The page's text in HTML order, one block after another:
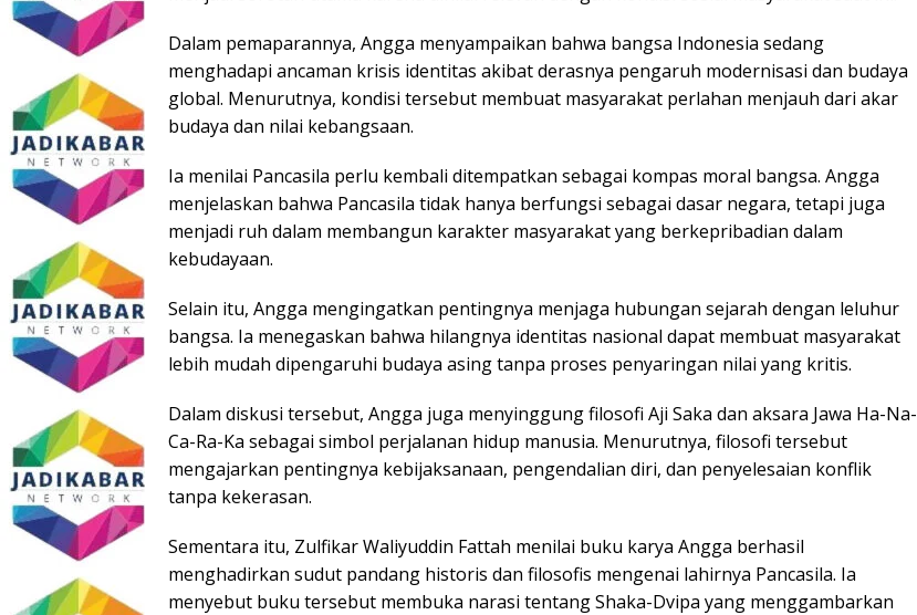
Dalam pemaparannya, Angga menyampaikan bahwa bangsa Indonesia sedang
menghadapi ancaman krisis identitas akibat derasnya pengaruh modernisasi dan budaya
global. Menurutnya, kondisi tersebut membuat masyarakat perlahan menjauh dari akar
budaya dan nilai kebangsaan.
Ia menilai Pancasila perlu kembali ditempatkan sebagai kompas moral bangsa. Angga
menjelaskan bahwa Pancasila tidak hanya berfungsi sebagai dasar negara, tetapi juga
menjadi ruh dalam membangun karakter masyarakat yang berkepribadian dalam
kebudayaan.
Selain itu, Angga mengingatkan pentingnya menjaga hubungan sejarah dengan leluhur
bangsa. Ia menegaskan bahwa hilangnya identitas nasional dapat membuat masyarakat
lebih mudah dipengaruhi budaya asing tanpa proses penyaringan nilai yang kritis.
Dalam diskusi tersebut, Angga juga menyinggung filosofi Aji Saka dan aksara Jawa Ha-Na-
Ca-Ra-Ka sebagai simbol perjalanan hidup manusia. Menurutnya, filosofi tersebut
mengajarkan pentingnya kebijaksanaan, pengendalian diri, dan penyelesaian konflik
tanpa kekerasan.
Sementara itu, Zulfikar Waliyuddin Fattah menilai buku karya Angga berhasil
menghadirkan sudut pandang historis dan filosofis mengenai lahirnya Pancasila. Ia
menyebut buku tersebut membuka narasi tentang Shaka-Dvipa yang menggambarkan